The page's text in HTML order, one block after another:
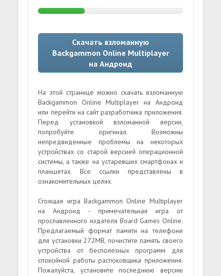
Скачать взломанную
Backgammon Online Multiplayer
на Андроид
На этой странице можно скачать взломанную
Backgammon Online Multiplayer на Андроид
или перейти на сайт разработчика приложения.
Перед установкой взломанной версии,
попробуйте оригинал. Возможны
непредвиденные проблемы на некоторых
устройствах со старой версией операционной
системы, а также на устаревших смартфонах и
планшетах. Все ссылки представлены в
ознакомительных целях.
Стоящая игра Backgammon Online Multiplayer
на Андроид - примечательная игра от
прославленного издателя Board Games Online.
Предлагаемый формат памяти на телефоне
для установки 272MB, почистите память своего
устройства от бесполезных программ для
спокойной работы распоковщика приложения.
Пожалуйста, установите последнюю версию